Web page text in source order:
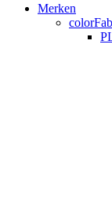
Merken